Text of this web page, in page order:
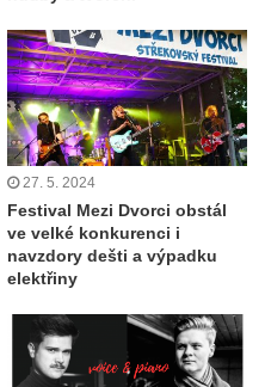
27. 5. 2024
Festival Mezi Dvorci obstál
ve velké konkurenci i
navzdory dešti a výpadku
elektřiny